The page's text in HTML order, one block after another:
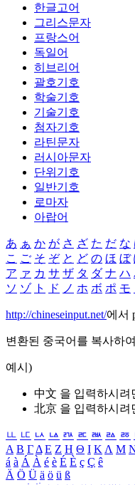
한글고어
그리스문자
프랑스어
독일어
히브리어
괄호기호
학술기호
기술기호
첨자기호
라틴문자
러시아문자
단위기호
일반기호
로마자
아랍어
あ ぁ か が さ ざ た だ な
こ ご そ ぞ と ど の ほ ぼ
ア ァ カ サ ザ タ ダ ナ ハ
ソ ゾ ト ド ノ ホ ボ ポ モ
http://chineseinput.net/에서
변환된 중국어를 복사하
예시)
中文 을 입력하시려
北京 을 입력하시려
ㅥ ㅦ ㅧ ㅨ ㅩ ㅪ ㅫ ㅬ ㅭ
Α Β ΓΔ Ε Ζ Η Θ Ι ΚΛ Μ
á à Á À é è É È ç Ç ê
Ä Ö Ü ä ö ü ß